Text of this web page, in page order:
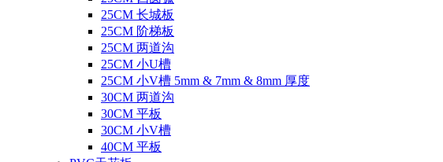
25CM 长城板
25CM 阶梯板
25CM 两道沟
25CM 小U槽
25CM 小V槽 5mm & 7mm & 8mm 厚度
30CM 两道沟
30CM 平板
30CM 小V槽
40CM 平板